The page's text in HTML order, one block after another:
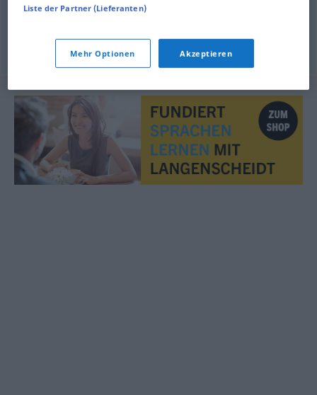
© OpenThesaurus.de
Liste der Partner (Lieferanten)
Mehr Optionen Akzeptieren